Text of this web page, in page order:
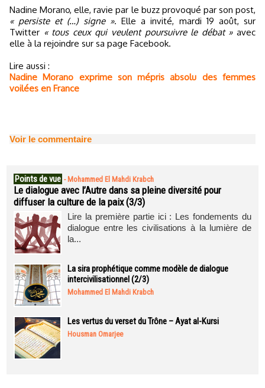
Nadine Morano, elle, ravie par le buzz provoqué par son post,
« persiste et (…) signe ». Elle a invité, mardi 19 août, sur
Twitter « tous ceux qui veulent poursuivre le débat »avec
elle à la rejoindre sur sa page Facebook.
Lire aussi :
Nadine Morano exprime son mépris absolu des femmes
voilées en France
Voir le commentaire
Points de vue - Mohammed El Mahdi Krabch
Le dialogue avec l’Autre dans sa pleine diversité pour
diffuser la culture de la paix (3/3)
Lire la première partie ici : Les fondements du
dialogue entre les civilisations à la lumière de
la...
La sira prophétique comme modèle de dialogue
intercivilisationnel (2/3)
Mohammed El Mahdi Krabch
Les vertus du verset du Trône – Ayat al-Kursi
Housman Omarjee